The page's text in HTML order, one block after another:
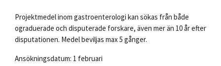
Projektmedel inom gastroenterologi kan sökas från både
ograduerade och disputerade forskare, även mer än 10 år efter
disputationen. Medel beviljas max 5 gånger.
Ansökningsdatum: 1 februari